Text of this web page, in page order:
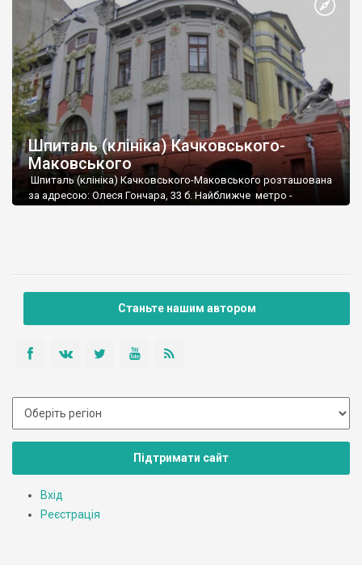
Шпиталь (клініка) Качковського-
Маковського
Шпиталь (клініка) Качковського-Маковського розташована
за адресою: Олеся Гончара, 33 б. Найближче метро -
біди і надають силу. Вони досить цікаво виглядають і
Станьте нашим автором
Підтримати сайт
Вхід
Реєстрація